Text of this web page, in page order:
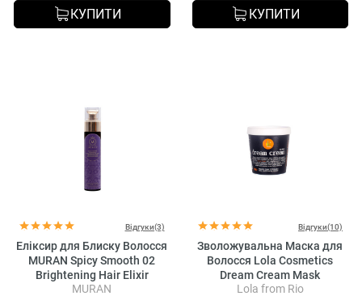
КУПИТИ КУПИТИ
Відгуки(3)
Еліксир для Блиску Волосся
MURAN Spicy Smooth 02
Brightening Hair Elixir
MURAN
Відгуки(10)
Зволожувальна Маска для
Волосся Lola Cosmetics
Dream Cream Mask
Lola from Rio